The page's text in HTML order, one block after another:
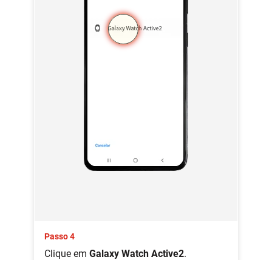
Passo 4
Clique em Galaxy Watch Active2.